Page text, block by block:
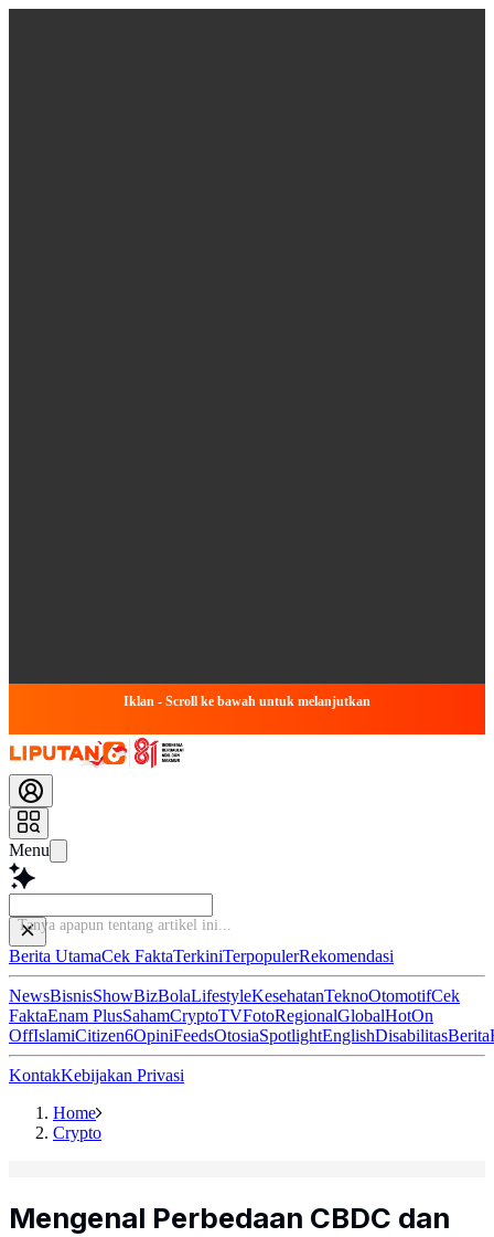
Iklan - Scroll ke bawah untuk melanjutkan
Menu
Tanya apa
Berita UtamaCek FaktaTerkiniTerpopulerRekomendasi
NewsBisnisShowBizBolaLifestyleKesehatanTeknoOtomotifCek
FaktaEnam PlusSahamCryptoTVFotoRegionalGlobalHotOn
OffIslamiCitizen6OpiniFeedsOtosiaSpotlightEnglishDisabilitasBerita
KontakKebijakan Privasi
Home
Crypto
Mengenal Perbedaan CBDC dan